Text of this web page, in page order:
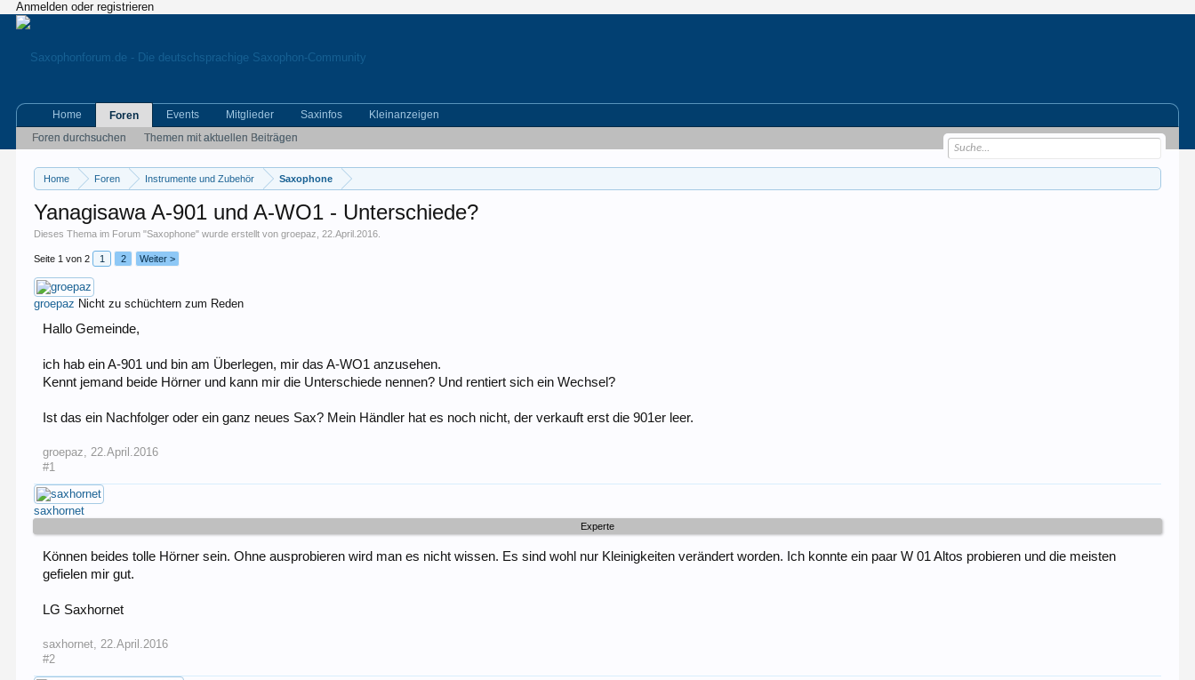
Anmelden oder registrieren
Home Foren Instrumente und Zubehör Saxophone
Yanagisawa A-901 und A-WO1 - Unterschiede?
Dieses Thema im Forum "Saxophone" wurde erstellt vongroepaz ,22.April.2016
Seite 1 von 2 1 2 Weiter >
groepaz Nicht zu schüchtern zum Reden
Hallo Gemeinde,
ich hab ein A-901 und bin am Überlegen, mir das A-WO1 anzusehen.
Kennt jemand beide Hörner und kann mir die Unterschiede nennen? Und rentiert sich ein Wechsel?
Ist das ein Nachfolger oder ein ganz neues Sax? Mein Händler hat es noch nicht, der verkauft erst die 901er leer.
groepaz, 22.April.2016
#1
saxhornet
Experte
Können beides tolle Hörner sein. Ohne ausprobieren wird man es nicht wissen. Es sind wohl nur Kleinigkeiten verändert worden. Ich konnte ein paar W 01 Altos probieren und die meisten
gefielen mir gut.
LG Saxhornet
saxhornet, 22.April.2016
#2
Home
Foren
Foren durchsuchen
Themen mit aktuellen Beiträgen
Events Mitglieder Saxinfos Kleinanzeigen